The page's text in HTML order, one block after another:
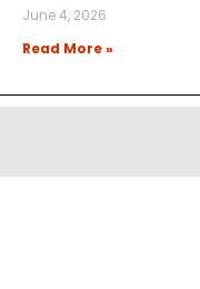
June 4, 2026
Read More »